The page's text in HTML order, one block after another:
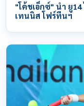
"โค้ชเอ็กซ์" นำ ยู
เทนนิส โฟร์ทีนฯ